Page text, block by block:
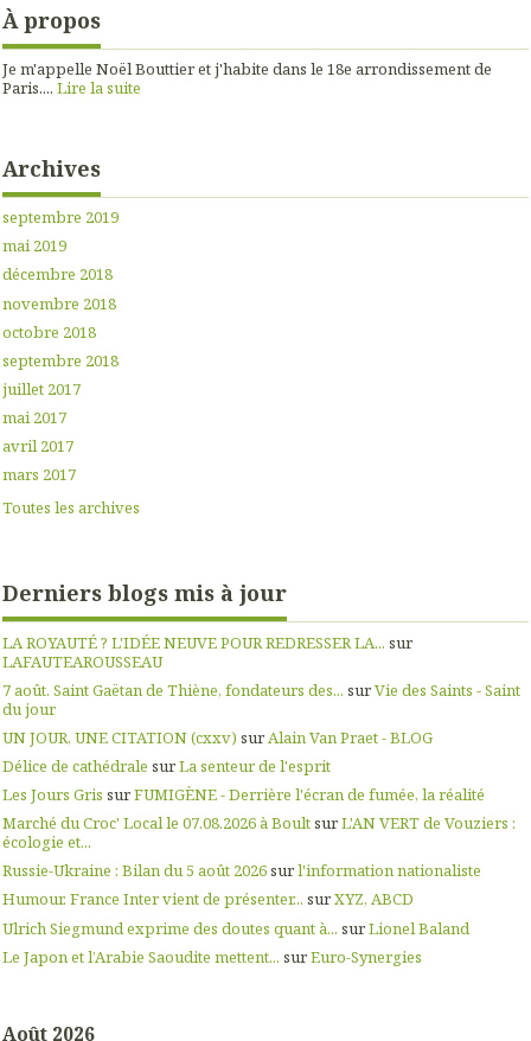
À propos
Je m'appelle Noël Bouttier et j'habite dans le 18e arrondissement de
Paris.... Lire la suite
Archives
septembre 2019
mai 2019
décembre 2018
novembre 2018
octobre 2018
septembre 2018
juillet 2017
mai 2017
avril 2017
mars 2017
Toutes les archives
Derniers blogs mis à jour
LA ROYAUTÉ ? L'IDÉE NEUVE POUR REDRESSER LA... sur
LAFAUTEAROUSSEAU
7 août. Saint Gaëtan de Thiène, fondateurs des... surVie des Saints - Saint
du jour
UN JOUR, UNE CITATION (cxxv) surAlain Van Praet - BLOG
Délice de cathédrale surLa senteur de l'esprit
Les Jours Gris surFUMIGÈNE - Derrière l'écran de fumée, la réalité
Marché du Croc' Local le 07.08.2026 à BoultsurL'AN VERT de Vouziers :
écologie et...
Russie-Ukraine : Bilan du 5 août 2026surl'information nationaliste
Humour. France Inter vient de présenter... surXYZ, ABCD
Ulrich Siegmund exprime des doutes quant à... surLionel Baland
Le Japon et l’Arabie Saoudite mettent... surEuro-Synergies
Août 2026